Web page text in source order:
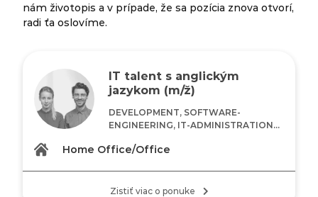
nám životopis a v prípade, že sa pozícia znova otvorí,
radi ťa oslovíme.
IT talent s anglickým
jazykom (m/ž)
DEVELOPMENT, SOFTWARE-
ENGINEERING, IT-ADMINISTRATION...
Home Office/Office
Zistiť viac o ponuke